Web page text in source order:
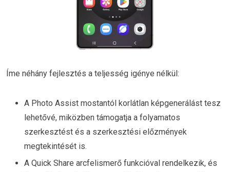
Íme néhány fejlesztés a teljesség igénye nélkül:
A Photo Assist mostantól korlátlan képgenerálást tesz
lehetővé, miközben támogatja a folyamatos
szerkesztést és a szerkesztési előzmények
megtekintését is.
A Quick Share arcfelismerő funkcióval rendelkezik, és